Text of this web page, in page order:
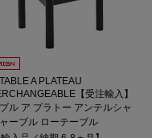
A PLATEAU
【受注輸入】
ル ア プラトー アンテルシャ
ーブル ローテーブル